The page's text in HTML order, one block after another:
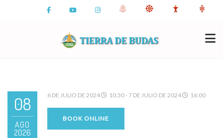
08
AGO
2026
6 DE JULIO DE 2024 10:30 - 7 DE JULIO DE 2024 16:00
BOOK ONLINE